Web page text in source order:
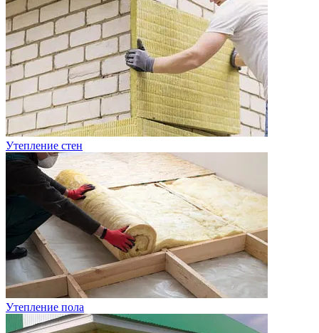
Утепление стен
Утепление пола